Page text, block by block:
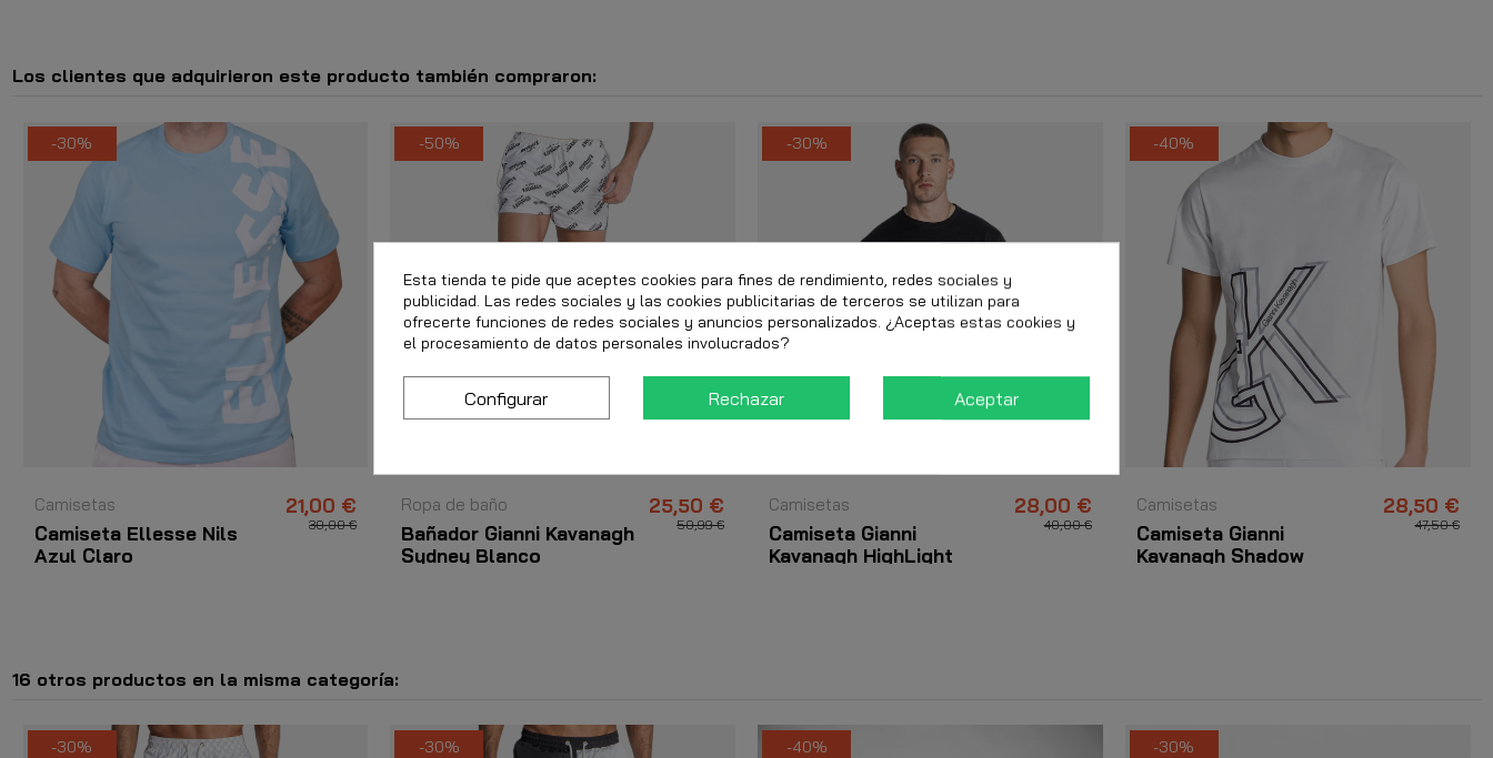
Los clientes que adquirieron este producto también compraron:
-30%
Camisetas
Camiseta Ellesse Nils
Azul Claro
21,00 €
30,00 €
-50%
Ropa de baño
Bañador Gianni Kavanagh
Sydney Blanco
25,50 €
50,99 €
-30%
Camisetas
Camiseta Gianni
Kavanagh HighLight
28,00 €
40,00 €
-40%
Camisetas
Camiseta Gianni
Kavanagh Shadow
28,50 €
47,50 €
16 otros productos en la misma categoría:
-30% -30% -40% -30%
Esta tienda te pide que aceptes cookies para fines de rendimiento, redes sociales y
publicidad. Las redes sociales y las cookies publicitarias de terceros se utilizan para
ofrecerte funciones de redes sociales y anuncios personalizados. ¿Aceptas estas cookies y
el procesamiento de datos personales involucrados?
Configurar Rechazar Aceptar